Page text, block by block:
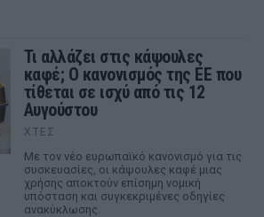
Τι αλλάζει στις κάψουλες
καφέ; Ο κανονισμός της ΕΕ που
τίθεται σε ισχύ από τις 12
Αυγούστου
ΧΤΕΣ
Με τον νέο ευρωπαϊκό κανονισμό για τις
συσκευασίες, οι κάψουλες καφέ μιας
χρήσης αποκτούν επίσημη νομική
υπόσταση και συγκεκριμένες οδηγίες
ανακύκλωσης.